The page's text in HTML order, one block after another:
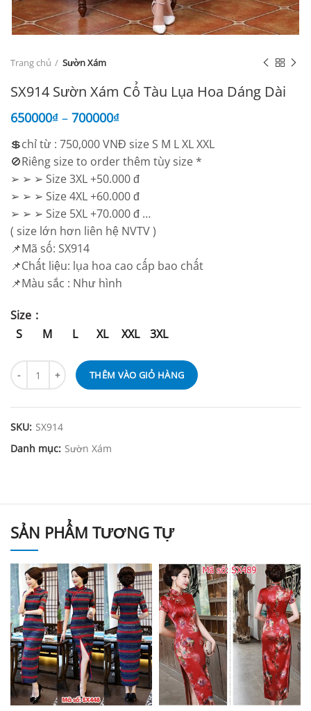
Trang chủ Sườn Xám
SX914 Sườn Xám Cổ Tàu Lụa Hoa Dáng Dài
650000₫ – 700000₫
💲chỉ từ : 750,000 VNĐ size S M L XL XXL
🚫Riêng size to order thêm tùy size *
➢ ➢ ➢ Size 3XL +50.000 đ
➢ ➢ ➢ Size 4XL +60.000 đ
➢ ➢ ➢ Size 5XL +70.000 đ …
( size lớn hơn liên hệ NVTV )
📌Mã số: SX914
📌Chất liệu: lụa hoa cao cấp bao chất
📌Màu sắc : Như hình
Size
S
M L XL XXL 3XL
THÊM VÀO GIỎ HÀNG
SKU: SX914
Danh mục: Sườn Xám
SẢN PHẨM TƯƠNG TỰ